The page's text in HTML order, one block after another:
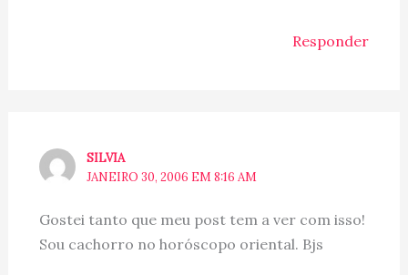
Responder
SILVIA
JANEIRO 30, 2006 EM 8:16 AM
Gostei tanto que meu post tem a ver com isso!
Sou cachorro no horóscopo oriental. Bjs